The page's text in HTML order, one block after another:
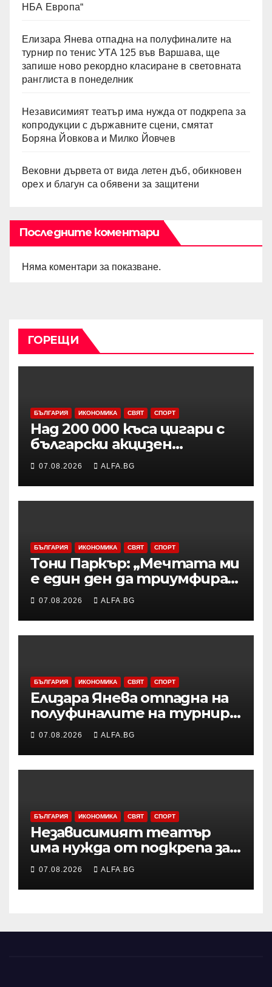
НБА Европа“
Елизара Янева отпадна на полуфиналите на
турнир по тенис УТА 125 във Варшава, ще
запише ново рекордно класиране в световната
ранглиста в понеделник
Независимият театър има нужда от подкрепа за
копродукции с държавните сцени, смятат
Боряна Йовкова и Милко Йовчев
Вековни дървета от вида летен дъб, обикновен
орех и благун са обявени за защитени
Последните коментари
Няма коментари за показване.
ГОРЕЩИ
БЪЛГАРИЯ ИКОНОМИКА СВЯТ СПОРТ
Над 200 000 къса цигари с
български акцизен
бандерол са задържани при
проверка на товарен
автомобил в района на
Видин
07.08.2026 ALFA.BG
БЪЛГАРИЯ ИКОНОМИКА СВЯТ СПОРТ
Тони Паркър: „Мечтата ми
е един ден да триумфирам
с АСВЕЛ и да стана
шампион на НБА Европа“
07.08.2026 ALFA.BG
БЪЛГАРИЯ ИКОНОМИКА СВЯТ СПОРТ
Елизара Янева отпадна на
полуфиналите на турнир
по тенис УТА 125 във
Варшава, ще запише ново
рекордно класиране в
световната ранглиста в
07.08.2026 ALFA.BG
БЪЛГАРИЯ ИКОНОМИКА СВЯТ СПОРТ
Независимият театър
има нужда от подкрепа за
копродукции с
държавните сцени,
смятат Боряна Йовкова и
07.08.2026 ALFA.BG